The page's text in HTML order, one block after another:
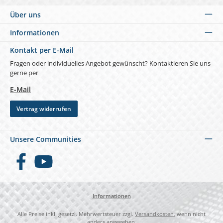
Über uns
Informationen
Kontakt per E-Mail
Fragen oder individuelles Angebot gewünscht? Kontaktieren Sie uns
gerne per
E-Mail
Vertrag widerrufen
Unsere Communities
FacebookYouTube
Informationen
Alle Preise inkl. gesetzl. Mehrwertsteuer zzgl. Versandkosten, wenn nicht